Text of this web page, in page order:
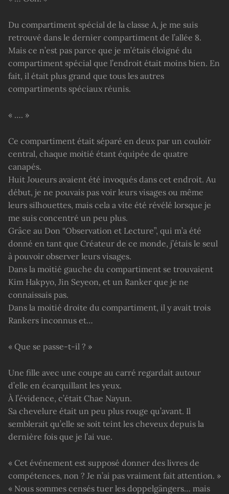
Du compartiment spécial de la classe A, je me suis
retrouvé dans le dernier compartiment de l’allée 8.
Mais ce n’est pas parce que je m’étais éloigné du
compartiment spécial que l’endroit était moins bien. En
fait, il était plus grand que tous les autres
compartiments spéciaux réunis.
« …. »
Ce compartiment était séparé en deux par un couloir
central, chaque moitié étant équipée de quatre
canapés.
Huit Joueurs avaient été invoqués dans cet endroit. Au
début, je ne pouvais pas voir leurs visages ou même
leurs silhouettes, mais cela a vite été révélé lorsque je
me suis concentré un peu plus.
Grâce au Don “Observation et Lecture”, qui m’a été
donné en tant que Créateur de ce monde, j’étais le seul
à pouvoir observer leurs visages.
Dans la moitié gauche du compartiment se trouvaient
Kim Hakpyo, Jin Seyeon, et un Ranker que je ne
connaissais pas.
Dans la moitié droite du compartiment, il y avait trois
Rankers inconnus et…
« Que se passe-t-il ? »
Une fille avec une coupe au carré regardait autour
d’elle en écarquillant les yeux.
À l’évidence, c’était Chae Nayun.
Sa chevelure était un peu plus rouge qu’avant. Il
semblerait qu’elle se soit teint les cheveux depuis la
dernière fois que je l’ai vue.
« Cet événement est supposé donner des livres de
compétences, non ? Je n’ai pas vraiment fait attention. »
« Nous sommes censés tuer les doppelgängers… mais